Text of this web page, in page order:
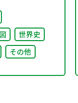
世界史
その他